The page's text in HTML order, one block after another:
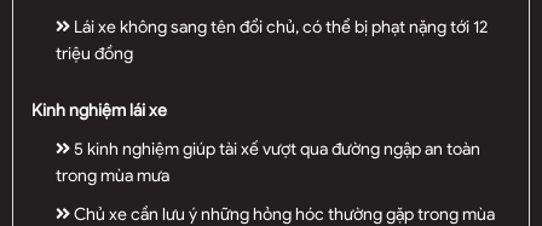
Lái xe không sang tên đổi chủ, có thể bị phạt nặng tới 12
triệu đồng
Kinh nghiệm lái xe
5 kinh nghiệm giúp tài xế vượt qua đường ngập an toàn
trong mùa mưa
Chủ xe cần lưu ý những hỏng hóc thường gặp trong mùa